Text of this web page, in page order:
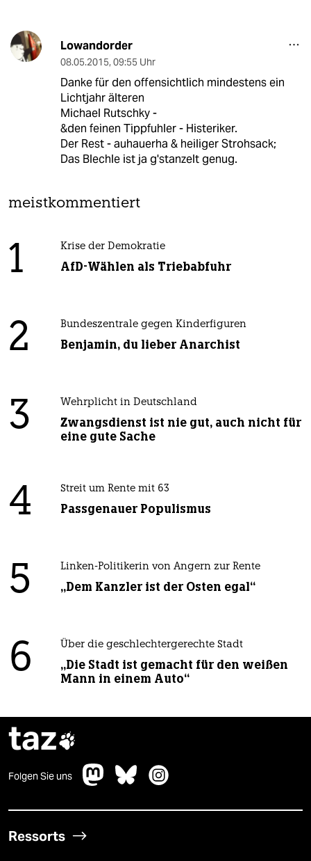
Lowandorder
08.05.2015, 09:55 Uhr
Danke für den offensichtlich mindestens ein
Lichtjahr älteren
Michael Rutschky -
&den feinen Tippfuhler - Histeriker.
Der Rest - auhauerha & heiliger Strohsack;
Das Blechle ist ja g'stanzelt genug.
meistkommentiert
1 Krise der Demokratie
AfD-Wählen als Triebabfuhr
2 Bundeszentrale gegen Kinderfiguren
Benjamin, du lieber Anarchist
3 Wehrplicht in Deutschland
Zwangsdienst ist nie gut, auch nicht für
eine gute Sache
4 Streit um Rente mit 63
Passgenauer Populismus
5 Linken-Politikerin von Angern zur Rente
„Dem Kanzler ist der Osten egal“
6 Über die geschlechtergerechte Stadt
„Die Stadt ist gemacht für den weißen
Mann in einem Auto“
taz
Folgen Sie uns
Ressorts